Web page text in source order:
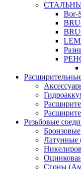
Bor-
Резьбовые
Бронзовые
Латунные
Сгоны